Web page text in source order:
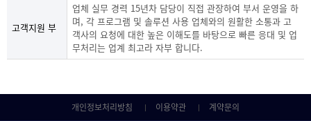
고객지원 부
업체 실무 경력 15년차 담당이 직접 관장하여 부서 운영을 하
며, 각 프로그램 및 솔루션 사용 업체와의 원활한 소통과 고
객사의 요청에 대한 높은 이해도를 바탕으로 빠른 응대 및 업
무처리는 업계 최고라 자부 합니다.
개인정보처리방침 이용약관 계약문의